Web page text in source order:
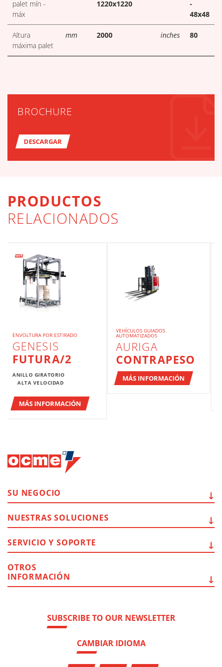
palet mín -
máx
1220x1220
-
48x48
Altura
máxima palet
mm 2000 inches 80
BROCHURE
DESCARGAR
PRODUCTOS
RELACIONADOS
ENVOLTURA POR ESTIRADO
GENESIS
FUTURA/2
ANILLO GIRATORIO
ALTA VELOCIDAD
MÁS INFORMACIÓN
VEHÍCULOS GUIADOS
AUTOMATIZADOS
AURIGA
CONTRAPESO
MÁS INFORMACIÓN
SUBSCRIBE TO OUR NEWSLETTER
CAMBIAR IDIOMA
SU NEGOCIO
NUESTRAS SOLUCIONES
SERVICIO Y SOPORTE
OTROS
INFORMACIÓN